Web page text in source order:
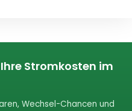
Stromkosten im
Wechsel-Chancen und